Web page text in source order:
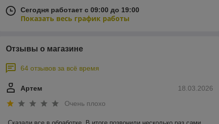
Сегодня работает с 09:00 до 19:00
Показать весь график работы
Отзывы о магазине
64 отзывов за всё время
18.03.2026
Артем
Очень плохо